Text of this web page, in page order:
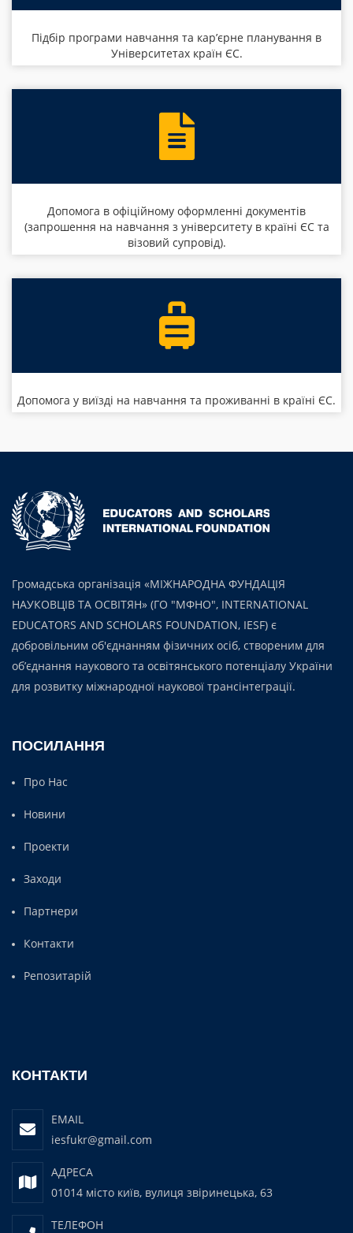
Підбір програми навчання та кар’єрне планування в
Університетах країн ЄС.
Допомога в офіційному оформленні документів
(запрошення на навчання з університету в країні ЄС та
візовий супровід).
Допомога у виїзді на навчання та проживанні в країні ЄС.
Громадська організація «МІЖНАРОДНА ФУНДАЦІЯ
НАУКОВЦІВ ТА ОСВІТЯН» (ГО "МФНО", INTERNATIONAL
EDUCATORS AND SCHOLARS FOUNDATION, IESF) є
добровільним об'єднанням фізичних осіб, створеним для
об’єднання наукового та освітянського потенціалу України
для розвитку міжнародної наукової трансінтеграції.
ПОСИЛАННЯ
Про Нас
Новини
Проекти
Заходи
Партнери
Контакти
Репозитарій
КОНТАКТИ
EMAIL
iesfukr@gmail.com
АДРЕСА
01014 місто київ, вулиця звіринецька, 63
ТЕЛЕФОН